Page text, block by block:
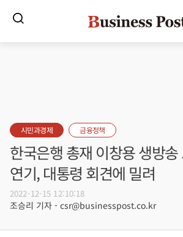
시민과경제 금융정책
한국은행 총재 이창용 생방
연기, 대통령 회견에 밀려
2022-12-15 12:10:18
조승리 기자 - csr@businesspost.co.kr